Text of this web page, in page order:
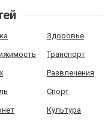
Здоровье
Транспорт
Развлечения
Спорт
Культура